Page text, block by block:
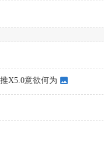
X5.0意欲何为